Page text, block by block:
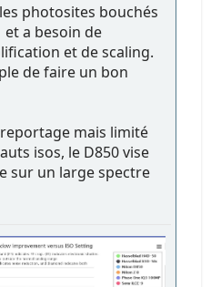
photosites bouchés
a besoin de
et de scaling.
de faire un bon
mais limité
isos, le D850 vise
sur un large spectre